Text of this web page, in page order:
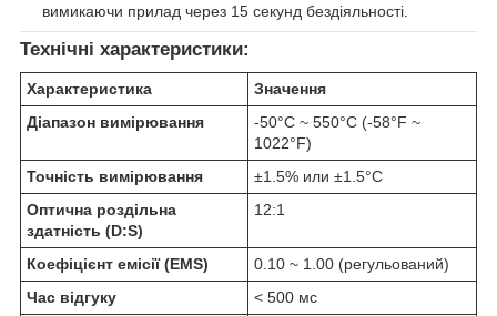
вимикаючи прилад через 15 секунд бездіяльності.
Технічні характеристики:
Характеристика
Значення
Діапазон вимірювання
-50°C ~ 550°C (-58°F ~
1022°F)
Точність вимірювання
±1.5% или ±1.5°C
Оптична роздільна
здатність (D:S)
12:1
Коефіцієнт емісії (EMS)
0.10 ~ 1.00 (регульований)
Час відгуку
< 500 мс